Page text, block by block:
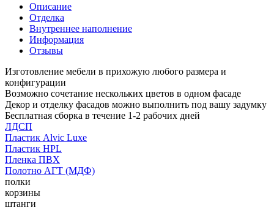
Описание
Отделка
Внутреннее наполнение
Информация
Отзывы
Изготовление мебели в прихожую любого размера и
конфигурации
Возможно сочетание нескольких цветов в одном фасаде
Декор и отделку фасадов можно выполнить под вашу задумку
Бесплатная сборка в течение 1-2 рабочих дней
ЛДСП
Пластик Alvic Luxe
Пластик HPL
Пленка ПВХ
Полотно АГТ (МДФ)
полки
корзины
штанги